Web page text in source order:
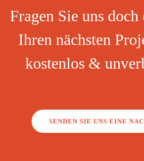
Fragen Sie uns
Ihren nächsten
kostenlos &
SENDEN SIE UNS EINE